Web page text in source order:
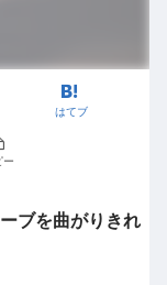
はてブ
ー
ブを曲がりきれ